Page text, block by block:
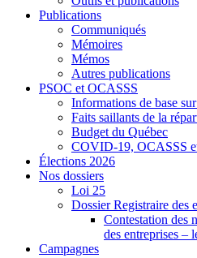
Publications
Communiqués
Mémoires
Mémos
Autres publications
PSOC et OCASSS
Informations de base
Faits saillants de la
Budget du Québec
COVID-19, OCASSS
Élections 2026
Nos dossiers
Loi 25
Dossier Registraire des
Contestation des
des entreprises –
Campagnes